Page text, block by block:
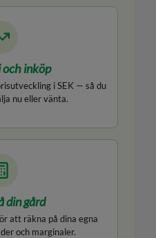
och inköp
i SEK — så du
nu eller vänta.
din gård
att räkna på dina egna
och marginaler.